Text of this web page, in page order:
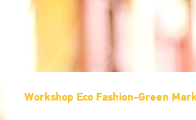
Workshop Eco Fashion-Green